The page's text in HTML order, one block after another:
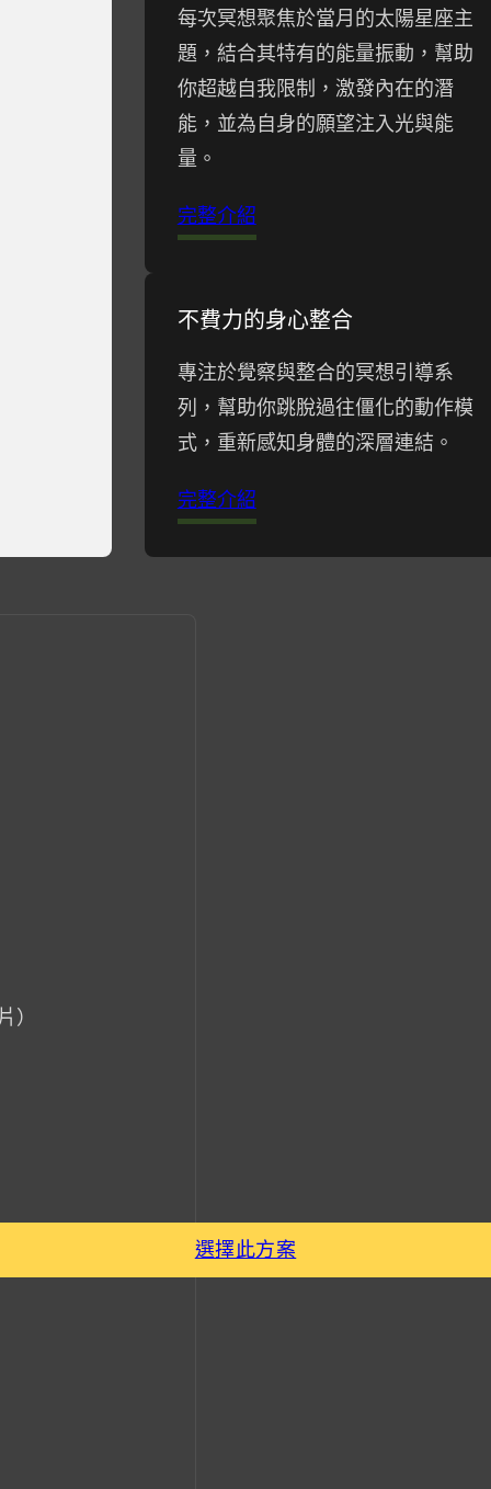
每次冥想聚焦於當月的太陽星座主
題，結合其特有的能量振動，幫助
你超越自我限制，激發內在的潛
能，並為自身的願望注入光與能
量。
完整介紹
不費力的身心整合
專注於覺察與整合的冥想引導系
列，幫助你跳脫過往僵化的動作模
式，重新感知身體的深層連結。
完整介紹
）
選擇此方案